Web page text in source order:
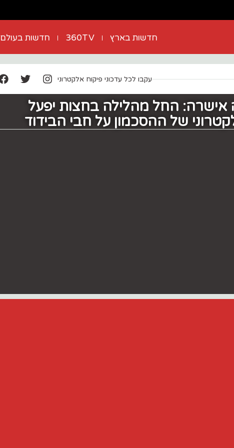
חדשות בארץ 360TV חדשות בעולם
עקבו לכל עדכוני פיקוח אלקטרוני
אישרה: החל מהלילה בחצות יפעל
של ההסכמון על חבי הבידוד